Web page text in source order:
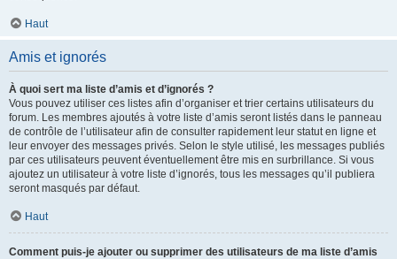
Haut
Amis et ignorés
À quoi sert ma liste d’amis et d’ignorés ?
Vous pouvez utiliser ces listes afin d’organiser et trier certains utilisateurs du
forum. Les membres ajoutés à votre liste d’amis seront listés dans le panneau
de contrôle de l’utilisateur afin de consulter rapidement leur statut en ligne et
leur envoyer des messages privés. Selon le style utilisé, les messages publiés
par ces utilisateurs peuvent éventuellement être mis en surbrillance. Si vous
ajoutez un utilisateur à votre liste d’ignorés, tous les messages qu’il publiera
seront masqués par défaut.
Haut
Comment puis-je ajouter ou supprimer des utilisateurs de ma liste d’amis